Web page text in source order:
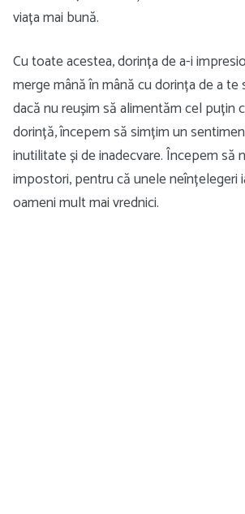
viața mai bună.
Cu toate acestea, dorința de a-i
merge mână în mână cu dorința de a te
dacă nu reușim să alimentăm cel puțin
dorință, începem să simțim un
inutilitate și de inadecvare. Începem să
impostori, pentru că unele neînțelegeri
oameni mult mai vrednici.